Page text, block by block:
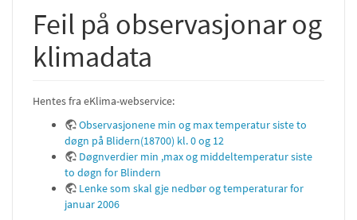
Feil på observasjonar og
klimadata
Hentes fra eKlima-webservice:
Observasjonene min og max temperatur siste to
døgn på Blidern(18700) kl. 0 og 12
Døgnverdier min ,max og middeltemperatur siste
to døgn for Blindern
Lenke som skal gje nedbør og temperaturar for
januar 2006